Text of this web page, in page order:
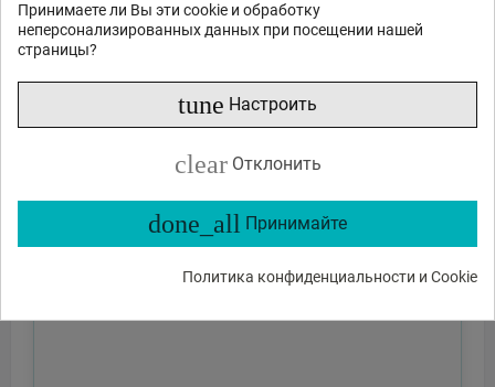
Принимаете ли Вы эти cookie и обработку
неперсонализированных данных при посещении нашей
страницы?
tune Настроить
clear Отклонить
done_all Принимайте
Политика конфиденциальности и Cookie